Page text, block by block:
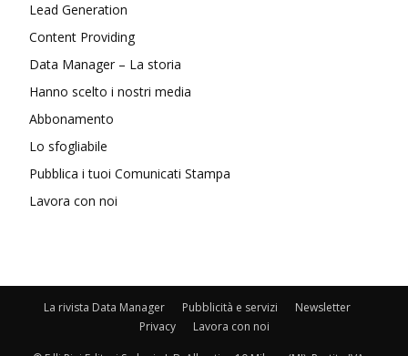
Lead Generation
Content Providing
Data Manager – La storia
Hanno scelto i nostri media
Abbonamento
Lo sfogliabile
Pubblica i tuoi Comunicati Stampa
Lavora con noi
La rivista Data Manager Pubblicità e servizi
Newsletter
Privacy
Lavora con noi